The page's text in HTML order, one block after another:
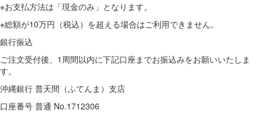
※お支払方法は「現金のみ」となります。
※総額が10万円（税込）を超える場合はご利用できません。
銀行振込
ご注文受付後、1周間以内に下記口座までお振込みをお願いいたしま
す。
沖縄銀行 普天間（ふてんま）支店
口座番号 普通 No.1712306